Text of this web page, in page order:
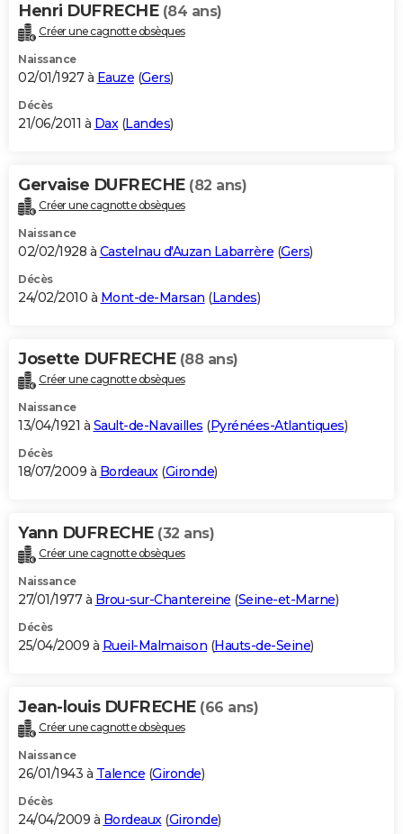
Henri DUFRECHE (84 ans)
Créer une cagnotte obsèques
Naissance
02/01/1927 à Eauze (Gers)
Décès
21/06/2011 à Dax(Landes)
Gervaise DUFRECHE (82 ans)
Créer une cagnotte obsèques
Naissance
02/02/1928 à Castelnau d'Auzan Labarrère (Gers)
Décès
24/02/2010 à Mont-de-Marsan (Landes)
Josette DUFRECHE (88 ans)
Créer une cagnotte obsèques
Naissance
13/04/1921 à Sault-de-Navailles (Pyrénées-Atlantiques)
Décès
18/07/2009 à Bordeaux(Gironde)
Yann DUFRECHE (32 ans)
Créer une cagnotte obsèques
Naissance
27/01/1977 à Brou-sur-Chantereine (Seine-et-Marne)
Décès
25/04/2009 à Rueil-Malmaison (Hauts-de-Seine)
Jean-louis DUFRECHE (66 ans)
Créer une cagnotte obsèques
Naissance
26/01/1943 à Talence (Gironde)
Décès
24/04/2009 à Bordeaux(Gironde)